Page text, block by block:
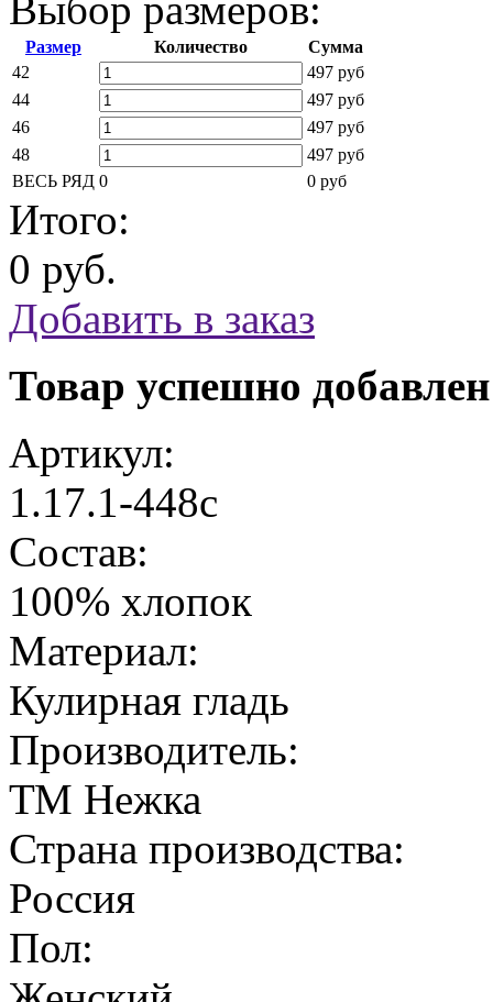
Выбор размеров:
Размер Количество
Сумма
42
497 руб
44
497 руб
46
497 руб
48
497 руб
ВЕСЬ РЯД 0 0 руб
Итого:
0 руб.
Добавить в заказ
Товар успешно
Артикул:
1.17.1-448с
Состав:
100% хлопок
Материал:
Кулирная гладь
Производитель:
ТМ Нежка
Страна производства:
Россия
Пол: